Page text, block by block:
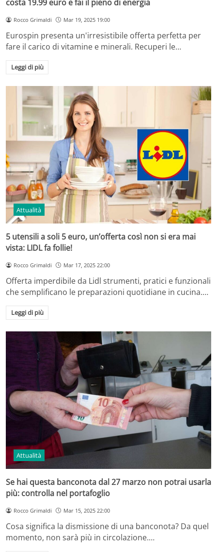
costa 19.99 euro e fai il pieno di energia
Rocco Grimaldi Mar 19, 2025 19:00
Eurospin presenta un'irresistibile offerta perfetta per
fare il carico di vitamine e minerali. Recuperi le…
Leggi di più
Attualità
5 utensili a soli 5 euro, un’offerta così non si era mai
vista: LIDL fa follie!
Rocco Grimaldi Mar 17, 2025 22:00
Offerta imperdibile da Lidl strumenti, pratici e funzionali
che semplificano le preparazioni quotidiane in cucina.…
Leggi di più
Attualità
Se hai questa banconota dal 27 marzo non potrai usarla
più: controlla nel portafoglio
Rocco Grimaldi Mar 15, 2025 22:00
Cosa significa la dismissione di una banconota? Da quel
momento, non sarà più in circolazione.…